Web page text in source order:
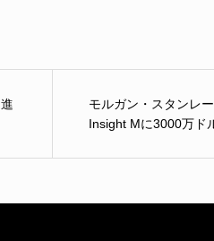
モルガン・スタンレ
Insight Mに3000万ド